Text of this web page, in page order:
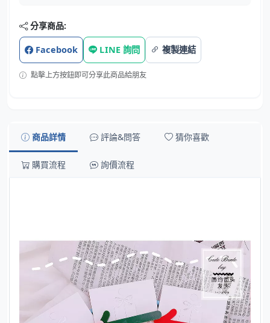
分享商品:
Facebook LINE 詢問 複製連結
點擊上方按鈕即可分享此商品給朋友
商品詳情 評論&問答 猜你喜歡
購買流程 詢價流程